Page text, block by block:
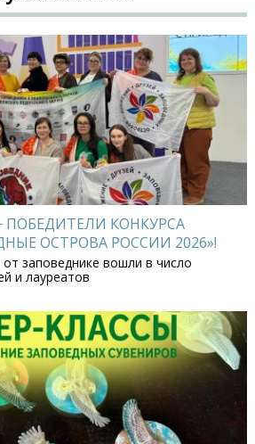
ПОБЕДИТЕЛИ КОНКУРСА
ОСТРОВА РОССИИ 2026»!
заповеднике вошли в число
и лауреатов